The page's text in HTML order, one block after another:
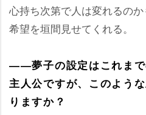
心持ち次第で人は変れるの
希望を垣間見せてくれる。
――夢子の設定はこれまで
主人公ですが、このよう
りますか？